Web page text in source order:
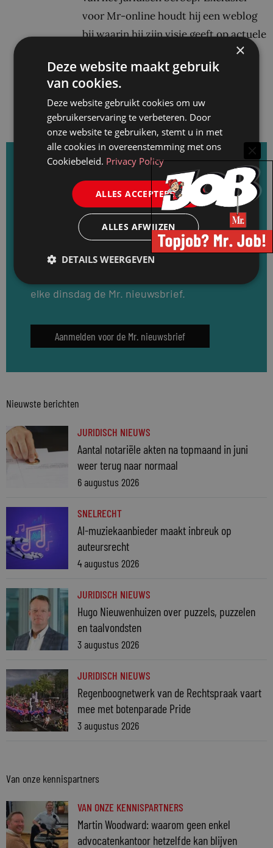
voor Mr-online houdt hij een weblog
bij waarin hij zijn visie geeft op actuele
onderwerpen in de wereld van het
recht.
Bekijk alle berichten
Het belangrijkste nieuws wekelijks in uw inbox?
Abonneer u op de Mr. nieuwsbrief: elke
dinsdag rond de lunch een update van het
nieuws van de afgelopen week, de laatste
loopbaanwijzigingen en de recentste
elke dinsdag de Mr. nieuwsbrief.
Aanmelden voor de Mr. nieuwsbrief
Nieuwste berichten
JURIDISCH NIEUWS
Aantal notariële akten na topmaand in juni
weer terug naar normaal
6 augustus 2026
SNELRECHT
AI-muziekaanbieder maakt inbreuk op
auteursrecht
4 augustus 2026
JURIDISCH NIEUWS
Hugo Nieuwenhuizen over puzzels, puzzelen
en taalvondsten
3 augustus 2026
JURIDISCH NIEUWS
Regenboognetwerk van de Rechtspraak vaart
mee met botenparade Pride
3 augustus 2026
Van onze kennispartners
VAN ONZE KENNISPARTNERS
Martin Woodward: waarom geen enkel
advocatenkantoor hetzelfde kan blijven
×
Deze website maakt gebruik
van cookies.
Deze website gebruikt cookies om uw
gebruikerservaring te verbeteren. Door
onze website te gebruiken, stemt u in met
alle cookies in overeenstemming met ons
Cookiebeleid. Privacy Policy
ALLES ACCEPTEREN
ALLES AFWIJZEN
DETAILS WEERGEVEN